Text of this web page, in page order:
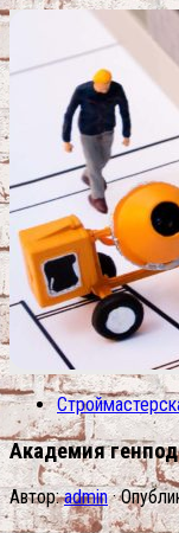
Академия
Автор:admin ·